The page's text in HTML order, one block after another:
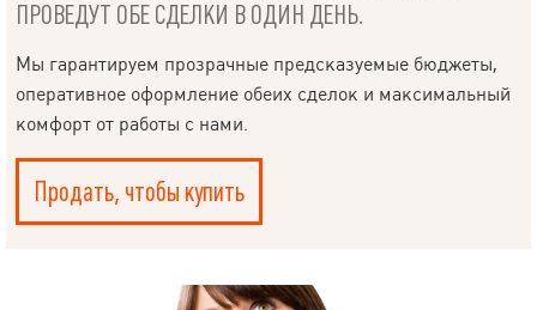
ПРОВЕДУТ ОБЕ СДЕЛКИ В ОДИН ДЕНЬ.
Мы гарантируем прозрачные предсказуемые бюджеты,
оперативное оформление обеих сделок и максимальный
комфорт от работы с нами.
Продать, чтобы купить